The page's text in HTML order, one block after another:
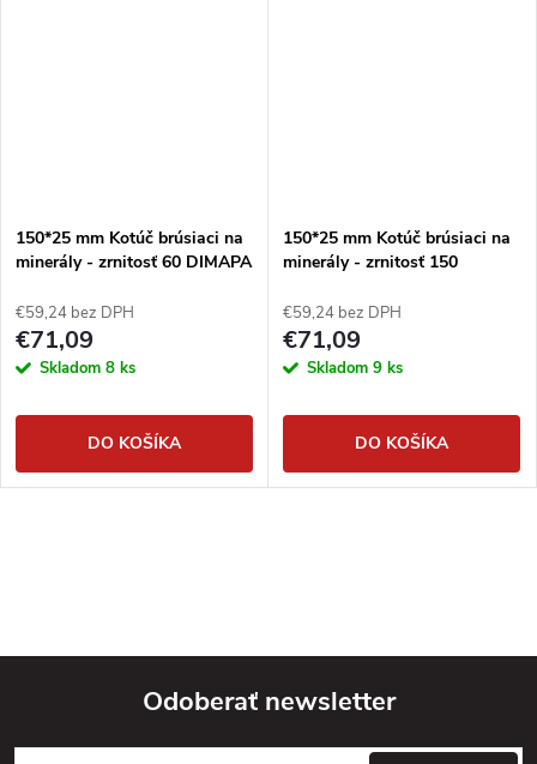
150*25 mm Kotúč brúsiaci na
minerály - zrnitosť 60 DIMAPA
€59,24 bez DPH
€71,09
Skladom 8 ks
DO KOŠÍKA
150*25 mm Kotúč brúsiaci na
minerály - zrnitosť 150
€59,24 bez DPH
€71,09
Skladom 9 ks
DO KOŠÍKA
Odoberať newsletter